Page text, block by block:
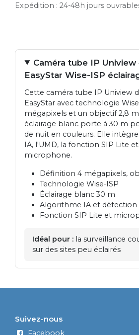
Expédition : 24-48h jours
Caméra tube IP Uniview
EasyStar Wise-ISP
Cette caméra tube IP Uniview
EasyStar avec technologie
mégapixels et un objectif 2,8
éclairage blanc porte à 30 m
de nuit en couleurs. Elle
IA, l'UMD, la fonction SIP Lite
microphone.
Définition 4 mégapixels,
Technologie Wise-ISP
Éclairage blanc 30 m
Algorithme IA et détection
Fonction SIP Lite et
Idéal pour : la surveillance
sur des sites peu éclairés
Suivez-nous
Facebook